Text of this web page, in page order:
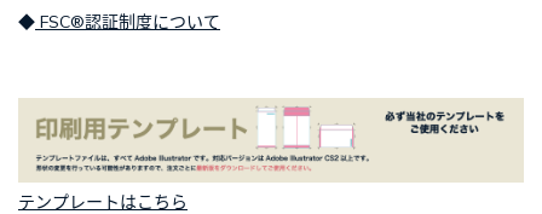
◆ FSC®認証制度について
テンプレートはこちら